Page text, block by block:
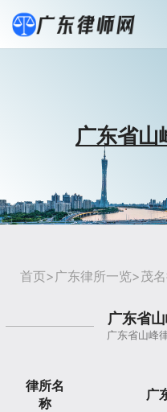
广东省山
首页> 广东律所一览>茂
广东省
广东省山峰
律所名
称
广